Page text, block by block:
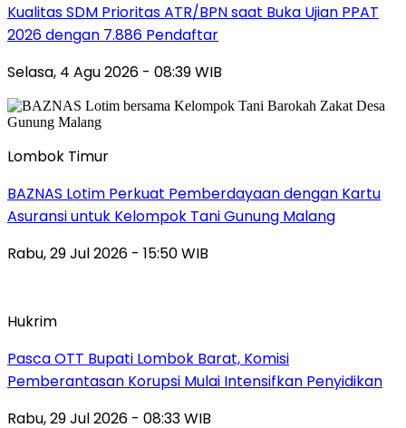
Kualitas SDM Prioritas ATR/BPN saat Buka Ujian PPAT
2026 dengan 7.886 Pendaftar
Selasa, 4 Agu 2026 - 08:39 WIB
Lombok Timur
BAZNAS Lotim Perkuat Pemberdayaan dengan Kartu
Asuransi untuk Kelompok Tani Gunung Malang
Rabu, 29 Jul 2026 - 15:50 WIB
Hukrim
Pasca OTT Bupati Lombok Barat, Komisi
Pemberantasan Korupsi Mulai Intensifkan Penyidikan
Rabu, 29 Jul 2026 - 08:33 WIB